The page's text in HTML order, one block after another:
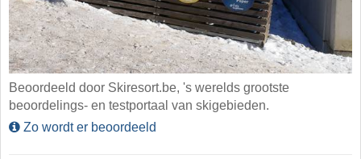
Beoordeeld door Skiresort.be, 's werelds grootste
beoordelings- en testportaal van skigebieden.
Zo wordt er beoordeeld